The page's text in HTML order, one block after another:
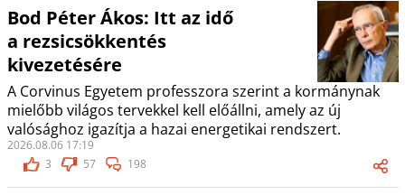
Bod Péter Ákos: Itt az idő
a rezsicsökkentés
kivezetésére
A Corvinus Egyetem professzora szerint a kormánynak
mielőbb világos tervekkel kell előállni, amely az új
valósághoz igazítja a hazai energetikai rendszert.
2026.08.06 17:19
3
57 198